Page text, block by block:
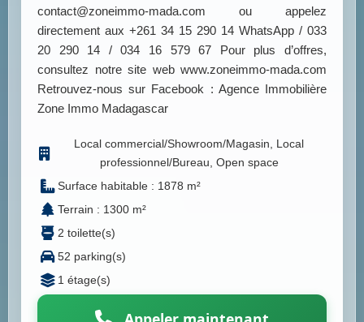
contact@zoneimmo-mada.com ou appelez
directement aux +261 34 15 290 14 WhatsApp / 033
20 290 14 / 034 16 579 67 Pour plus d’offres,
consultez notre site web www.zoneimmo-mada.com
Retrouvez-nous sur Facebook : Agence Immobilière
Zone Immo Madagascar
Local commercial/Showroom/Magasin, Local
professionnel/Bureau, Open space
Surface habitable : 1878 m²
Terrain : 1300 m²
2 toilette(s)
52 parking(s)
1 étage(s)